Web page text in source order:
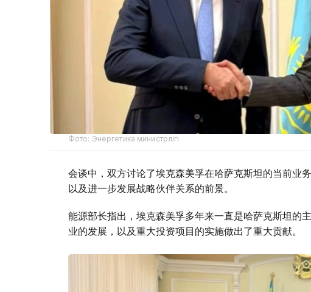
Фото: Энергетика министрлігі
会谈中，双方讨论了埃克森美孚在哈萨克斯坦的当前业
以及进一步发展战略伙伴关系的前景。
能源部长指出，埃克森美孚多年来一直是哈萨克斯坦的
业的发展，以及重大投资项目的实施做出了重大贡献。